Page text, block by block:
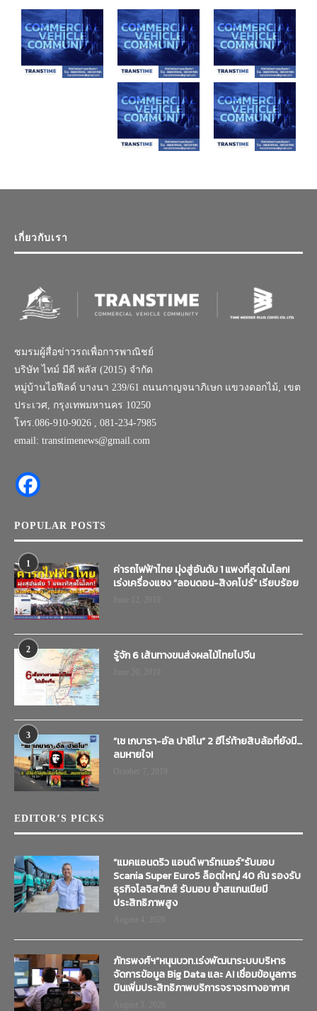
เกี่ยวกับเรา
ชมรมผู้สื่อข่าวรถเพื่อการพาณิชย์
บริษัท ไทม์ มีดี พลัส (2015) จำกัด
หมู่บ้านไอฟีลด์ บางนา 239/61 ถนนกาญจนาภิเษก แขวงดอกไม้, เขต
ประเวศ, กรุงเทพมหานคร 10250
โทร.086-910-9026 , 081-234-7985
email: transtimenews@gmail.com
POPULAR POSTS
1
ค่ารถไฟฟ้าไทย มุ่งสู่อันดับ 1 แพงที่สุดในโลก!
เร่งเครื่องแซง “ลอนดอน-สิงคโปร์” เรียบร้อย
2 รู้จัก 6 เส้นทางขนส่งผลไม้ไทยไปจีน
3
“เช เกบารา-อัล ปาชิโน” 2 ฮีโร่ท้ายสิบล้อที่ยังมี…
ลมหายใจ!
EDITOR’S PICKS
“แมคแอนดริว แอนด์ พาร์ทเนอร์”รับมอบ
Scania Super Euro5 ล็อตใหญ่ 40 คัน รองรับ
ธุรกิจโลจิสติกส์ รับมอบ ย้ำสแกนเนียมี
ประสิทธิภาพสูง
ภัทรพงศ์ฯ”หนุนบวท.เร่งพัฒนาระบบบริหาร
จัดการข้อมูล Big Data และ AI เชื่อมข้อมูลการ
บินเพิ่มประสิทธิภาพบริการจราจรทางอากาศ